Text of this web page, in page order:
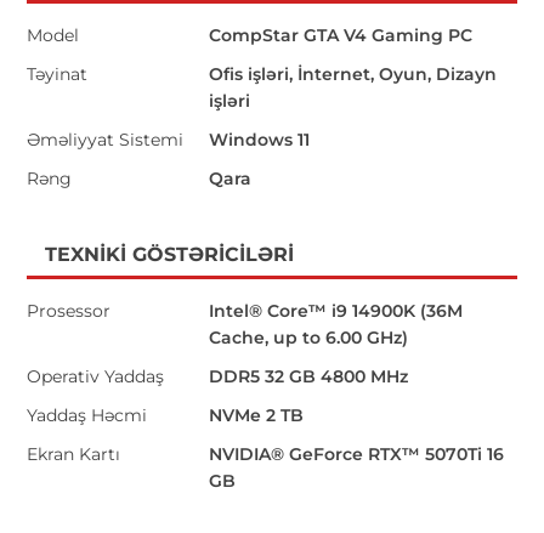
Model
CompStar GTA V4 Gaming PC
Təyinat
Ofis işləri, İnternet, Oyun, Dizayn
işləri
Əməliyyat Sistemi
Windows 11
Rəng
Qara
TEXNIKI GÖSTƏRICILƏRI
Prosessor
Intel® Core™ i9 14900K (36M
Cache, up to 6.00 GHz)
Operativ Yaddaş
DDR5 32 GB 4800 MHz
Yaddaş Həcmi
NVMe 2 TB
Ekran Kartı
NVIDIA® GeForce RTX™ 5070Ti 16
GB